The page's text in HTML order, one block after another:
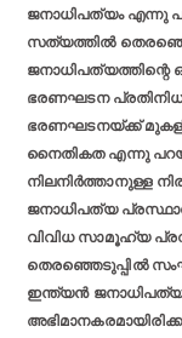
ജനാധിപത്യം എന്നു
സത്യത്തില്‍
ഭരണഘടന
ഭരണഘടനയ്ക്ക്
നൈതികത എന്നു
നിലനിര്‍ത്താനുള്ള
ജനാധിപത്യ
വിവിധ സാമൂഹ്യ
തെരഞ്ഞെടുപ്പില്‍
ഇന്ത്യന്‍